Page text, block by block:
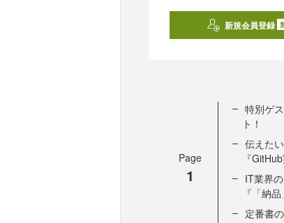
新規会員登録
Page
1
特別ゲ
ト！
伝えた
『
IT業界
『「納
定番書